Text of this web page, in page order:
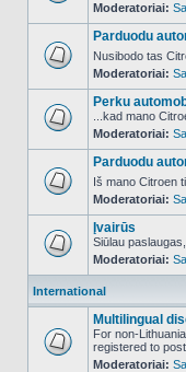
Moderatoriai:
Parduodu
Nusibodo tas
Moderatoriai:
Perku
...kad mano
Moderatoriai:
Parduodu
Iš mano Citroen
Moderatoriai:
Įvairūs
Siūlau
Moderatoriai:
International
Multilingual
For non-
registered to post
Moderatoriai: